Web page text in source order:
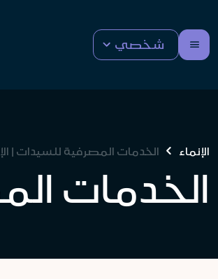
شخصي
الإنماء الخدمات المصرفية للسيدات |
الخدمات